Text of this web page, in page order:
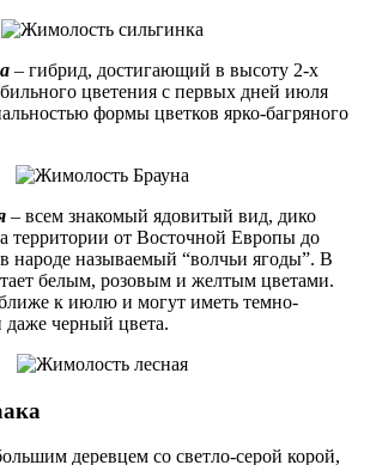
– гибрид, достигающий в высоту 2-х
цветения с первых дней июля
формы цветков ярко-багряного
– всем знакомый ядовитый вид, дико
территории от Восточной Европы до
народе называемый “волчьи ягоды”. В
белым, розовым и желтым цветами.
к июлю и могут иметь темно-
черный цвета.
деревцем со светло-серой корой,